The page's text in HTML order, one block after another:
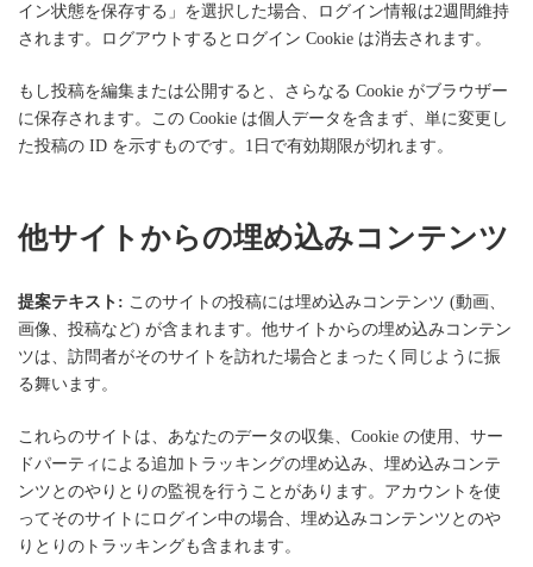
イン状態を保存する」を選択した場合、ログイン情報は2週間維持
されます。ログアウトするとログイン Cookie は消去されます。
もし投稿を編集または公開すると、さらなる Cookie がブラウザー
に保存されます。この Cookie は個人データを含まず、単に変更し
た投稿の ID を示すものです。1日で有効期限が切れます。
他サイトからの埋め込みコンテンツ
提案テキスト: このサイトの投稿には埋め込みコンテンツ (動画、
画像、投稿など) が含まれます。他サイトからの埋め込みコンテン
ツは、訪問者がそのサイトを訪れた場合とまったく同じように振
る舞います。
これらのサイトは、あなたのデータの収集、Cookie の使用、サー
ドパーティによる追加トラッキングの埋め込み、埋め込みコンテ
ンツとのやりとりの監視を行うことがあります。アカウントを使
ってそのサイトにログイン中の場合、埋め込みコンテンツとのや
りとりのトラッキングも含まれます。